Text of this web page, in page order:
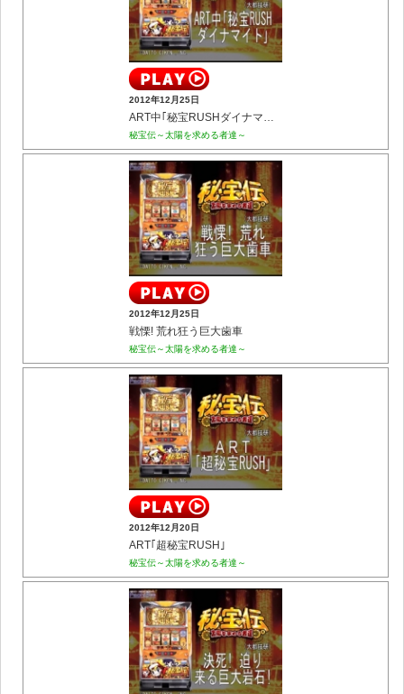
2012年12月25日
ART中｢秘宝RUSHダイナマイト｣
秘宝伝～太陽を求める者達～
2012年12月25日
戦慄! 荒れ狂う巨大歯車
秘宝伝～太陽を求める者達～
2012年12月20日
ART｢超秘宝RUSH｣
秘宝伝～太陽を求める者達～